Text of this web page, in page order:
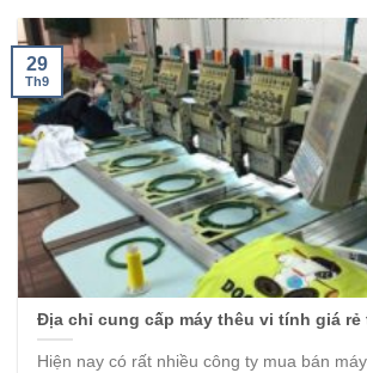
Địa chỉ cung cấp máy thêu vi tính giá rẻ
Hiện nay có rất nhiều công ty mua bán
29
Th9